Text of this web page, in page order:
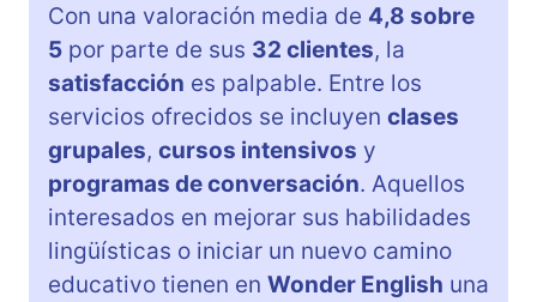
Con una valoración media de 4,8 sobre
5 por parte de sus 32 clientes, la
satisfacción es palpable. Entre los
servicios ofrecidos se incluyen clases
grupales, cursos intensivos y
programas de conversación. Aquellos
interesados en mejorar sus habilidades
lingüísticas o iniciar un nuevo camino
educativo tienen en Wonder English una